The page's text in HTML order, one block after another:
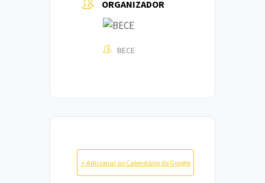
ORGANIZADOR
BECE
+ Adicionar ao Calendário do Google